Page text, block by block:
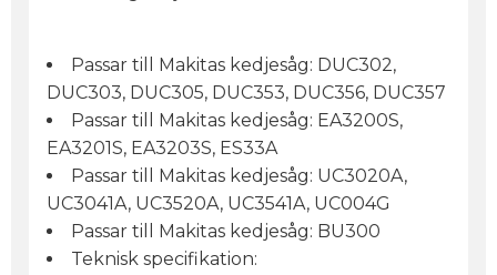
Passar till Makitas kedjesåg: DUC302,
DUC303, DUC305, DUC353, DUC356, DUC357
Passar till Makitas kedjesåg: EA3200S,
EA3201S, EA3203S, ES33A
Passar till Makitas kedjesåg: UC3020A,
UC3041A, UC3520A, UC3541A, UC004G
Passar till Makitas kedjesåg: BU300
Teknisk specifikation: